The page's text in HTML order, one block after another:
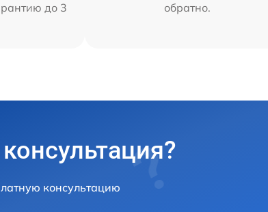
до 3
обратно.
консультацию